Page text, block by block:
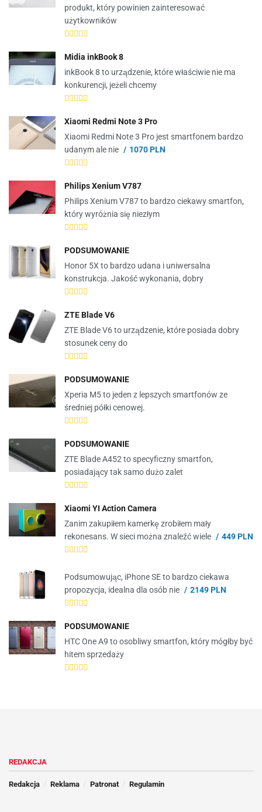
produkt, który powinien zainteresować
użytkowników
Midia inkBook 8
inkBook 8 to urządzenie, które właściwie nie ma
konkurencji, jeżeli chcemy
Xiaomi Redmi Note 3 Pro
Xiaomi Redmi Note 3 Pro jest smartfonem bardzo
udanym ale nie
1070 PLN
Philips Xenium V787
Philips Xenium V787 to bardzo ciekawy smartfon,
który wyróżnia się niezłym
PODSUMOWANIE
Honor 5X to bardzo udana i uniwersalna
konstrukcja. Jakość wykonania, dobry
ZTE Blade V6
ZTE Blade V6 to urządzenie, które posiada dobry
stosunek ceny do
PODSUMOWANIE
Xperia M5 to jeden z lepszych smartfonów ze
średniej półki cenowej.
PODSUMOWANIE
ZTE Blade A452 to specyficzny smartfon,
posiadający tak samo dużo zalet
Xiaomi YI Action Camera
Zanim zakupiłem kamerkę zrobiłem mały
rekonesans. W sieci można znaleźć wiele
449 PLN
Podsumowując, iPhone SE to bardzo ciekawa
propozycja, idealna dla osób nie
2149 PLN
PODSUMOWANIE
HTC One A9 to osobliwy smartfon, który mógłby być
hitem sprzedaży
REDAKCJA
Redakcja Reklama Patronat Regulamin